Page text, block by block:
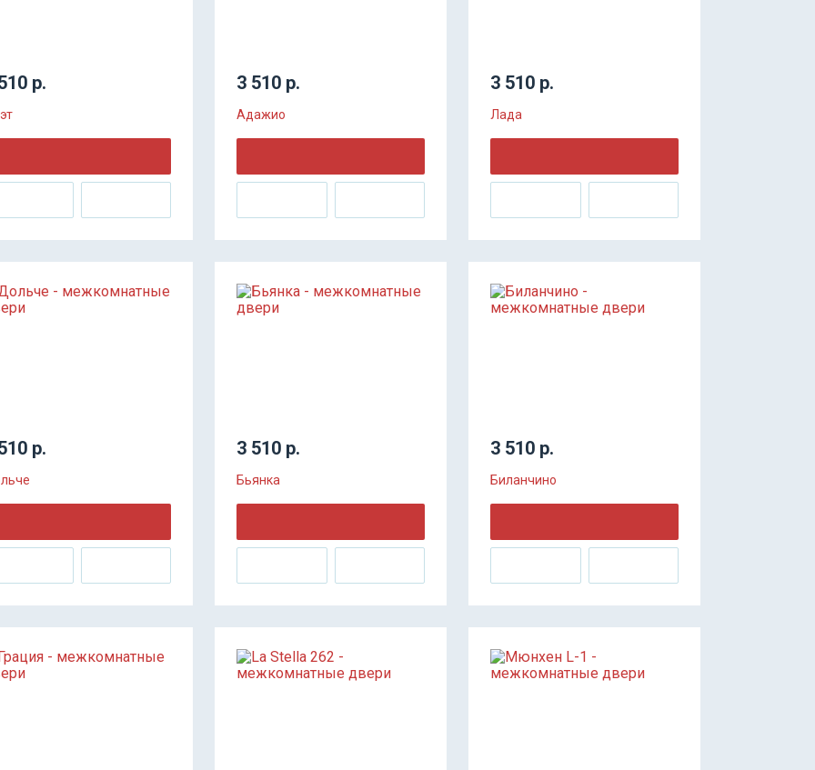
р. 3 510 р.
Адажио
3 510 р.
Лада
р. 3 510 р.
Бьянка
3 510 р.
Биланчино